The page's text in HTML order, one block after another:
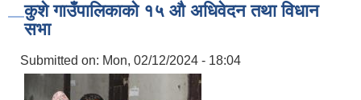
कुशे गाउँपालिकाको १५ औ अधिवेदन तथा विधान
सभा
Submitted on: Mon, 02/12/2024 - 18:04